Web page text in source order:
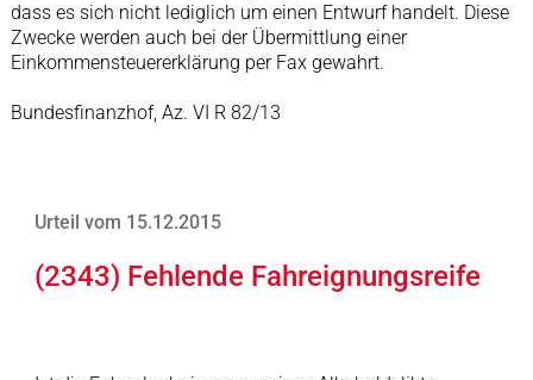
dass es sich nicht lediglich um einen Entwurf handelt. Diese
Zwecke werden auch bei der Übermittlung einer
Einkommensteuererklärung per Fax gewahrt.
Bundesfinanzhof, Az. VI R 82/13
Urteil vom 15.12.2015
(2343) Fehlende Fahreignungsreife